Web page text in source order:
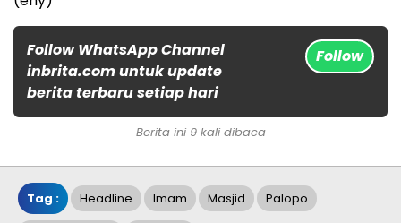
Follow WhatsApp Channel
inbrita.com untuk update
berita terbaru setiap hari
Follow
Berita ini 9 kali dibaca
Tag : Headline Imam Masjid Palopo